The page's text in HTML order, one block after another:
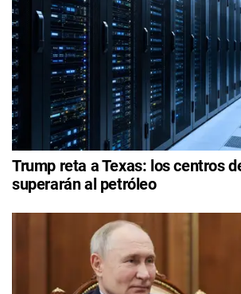
Trump reta a Texas: los centros
superarán al petróleo